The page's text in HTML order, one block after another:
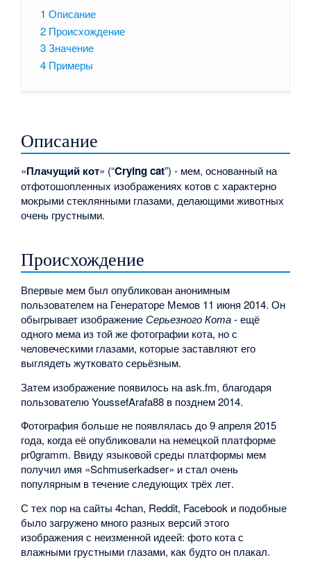
1 Описание
2 Происхождение
3Значение
4 Примеры
Описание
«Плачущий кот» (“Crying cat”) - мем, основанный на
отфотошопленных изображениях котов с характерно
мокрыми стеклянными глазами, делающими животных
очень грустными.
Происхождение
Впервые мем был опубликован анонимным
пользователем на Генераторе Мемов 11 июня 2014. Он
обыгрывает изображениеСерьезного Кота- ещё
одного мема из той же фотографии кота, но с
человеческими глазами, которые заставляют его
выглядеть жутковато серьёзным.
Затем изображение появилось на ask.fm, благодаря
пользователю YoussefArafa88 в позднем 2014.
Фотография больше не появлялась до 9 апреля 2015
года, когда её опубликовали на немецкой платформе
pr0gramm. Ввиду языковой среды платформы мем
получил имя «Schmuserkadser» и стал очень
популярным в течение следующих трёх лет.
С тех пор на сайты 4chan, Reddit, Facebook и подобные
было загружено много разных версий этого
изображения с неизменной идеей: фото кота с
влажными грустными глазами, как будто он плакал.